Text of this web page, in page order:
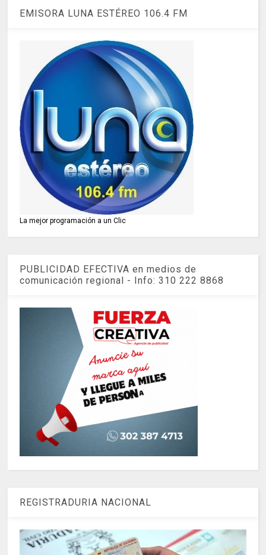
EMISORA LUNA ESTÉREO 106.4 FM
La mejor programación a un Clic
PUBLICIDAD EFECTIVA en medios de
comunicación regional - Info: 310 222 8868
REGISTRADURIA NACIONAL